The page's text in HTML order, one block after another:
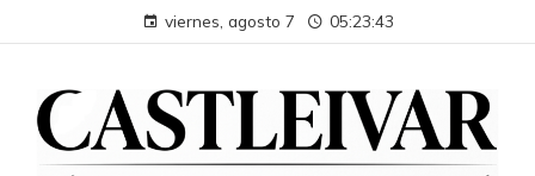
viernes, agosto 7 05:23:43